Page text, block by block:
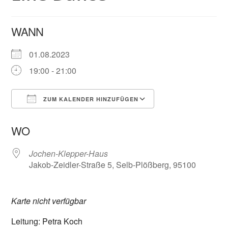
WANN
01.08.2023
19:00 - 21:00
ZUM KALENDER HINZUFÜGEN
WO
Jochen-Klepper-Haus
Jakob-Zeidler-Straße 5, Selb-Plößberg, 95100
Karte nicht verfügbar
Leitung: Petra Koch